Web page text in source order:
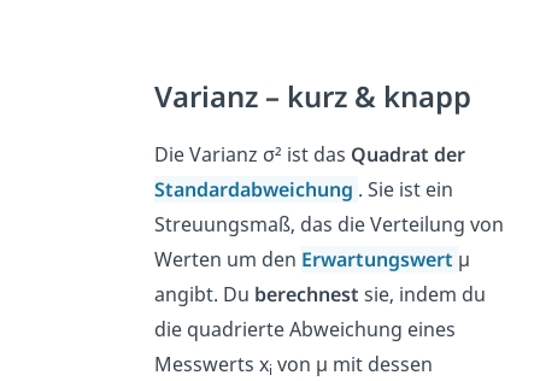
Varianz – kurz & knapp
Die Varianz σ² ist das Quadrat der
Standardabweichung . Sie ist ein
Streuungsmaß, das die Verteilung von
Werten um den Erwartungswert μ
angibt. Du berechnest sie, indem du
die quadrierte Abweichung eines
Messwerts xi von μ mit dessen